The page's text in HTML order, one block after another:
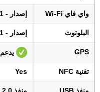
واي فاي Wi-Fi إصدار - 802.11 a/b/g/n/ac
البلوتوث إصدار - 5.1, A2DP, LE
GPS يدعم
تقنية NFC Yes